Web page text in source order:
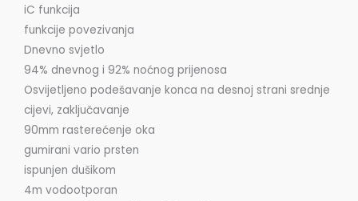
iC funkcija
funkcije povezivanja
Dnevno svjetlo
94% dnevnog i 92% noćnog prijenosa
Osvijetljeno podešavanje konca na desnoj strani srednje
cijevi, zaključavanje
90mm rasterećenje oka
gumirani vario prsten
ispunjen dušikom
4m vodootporan